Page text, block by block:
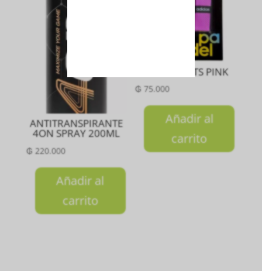
ANTITRANSPIRANTE
4ON SPRAY 200ML
₲220.000
Añadir al
carrito
GRIP 3 UNITS PINK
₲ 75.000
Añadir al
carrito